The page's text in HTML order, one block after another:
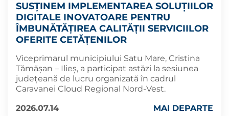
SUSȚINEM IMPLEMENTAREA SOLUȚIILOR
DIGITALE INOVATOARE PENTRU
ÎMBUNĂTĂȚIREA CALITĂȚII SERVICIILOR
OFERITE CETĂȚENILOR
Viceprimarul municipiului Satu Mare, Cristina
Tămășan – Ilieș, a participat astăzi la sesiunea
județeană de lucru organizată în cadrul
Caravanei Cloud Regional Nord-Vest.
2026.07.14
MAI DEPARTE